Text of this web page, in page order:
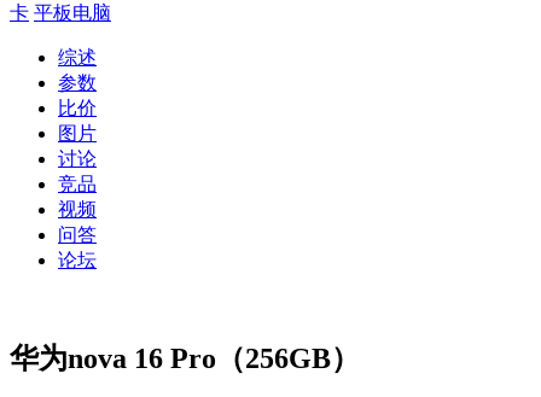
卡 平板电脑
综述
参数
比价
图片
讨论
竞品
视频
问答
论坛
华为nova 16 Pro（256GB）